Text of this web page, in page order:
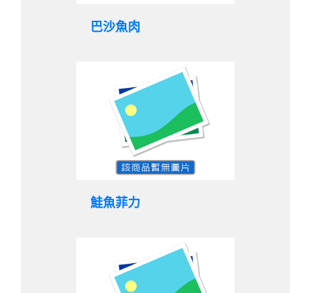
巴沙魚肉
鮭魚菲力